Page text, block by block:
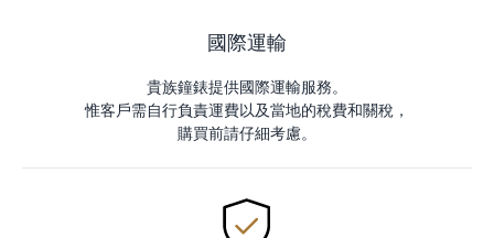
國際運輸
貴族鐘錶提供國際運輸服務。
惟客戶需自行負責運費以及當地的稅費和關稅，
購買前請仔細考慮。